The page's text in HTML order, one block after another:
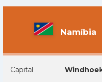
Namíbia
Capital